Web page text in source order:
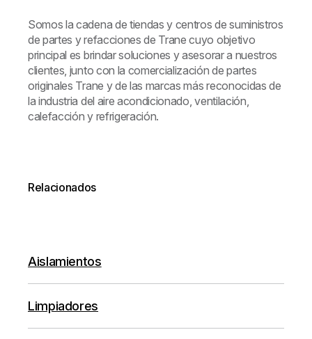
Somos la cadena de tiendas y centros de suministros
de partes y refacciones de Trane cuyo objetivo
principal es brindar soluciones y asesorar a nuestros
clientes, junto con la comercialización de partes
originales Trane y de las marcas más reconocidas de
la industria del aire acondicionado, ventilación,
calefacción y refrigeración.
Relacionados
Aislamientos
Limpiadores